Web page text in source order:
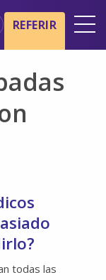
REFERIR
todas las